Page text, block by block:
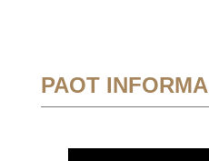
PAOT INFORMA